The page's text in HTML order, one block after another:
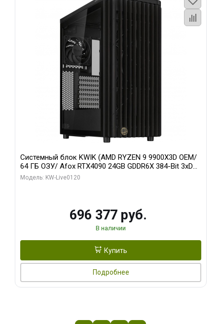
Системный блок KWIK (AMD RYZEN 9 9900X3D OEM/
64 ГБ ОЗУ/ Afox RTX4090 24GB GDDR6X 384-Bit 3xDP
HDMI ATX Turbo/ 1 ТБ SSD)
Модель: KW-Live0120
696 377 руб.
В наличии
Купить
Подробнее